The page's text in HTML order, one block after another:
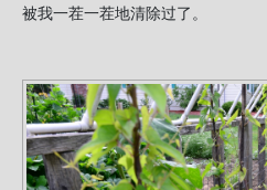
被我一茬一茬地清除过了。